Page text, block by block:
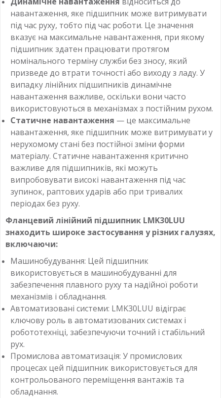
навантаження, яке підшипник може витримувати
під час руху, тобто під час роботи. Це значення
вказує на максимальне навантаження, при якому
підшипник здатен працювати протягом
номінального терміну служби без зносу, який
призведе до втрати точності або виходу з ладу. У
випадку лінійних підшипників динамічне
навантаження важливе, оскільки вони часто
використовуються в механізмах з постійним рухом.
Статичне навантаження — це максимальне
навантаження, яке підшипник може витримувати у
нерухомому стані без постійної зміни форми
матеріалу. Статичне навантаження критично
важливе для підшипників, які можуть
випробовувати високі навантаження під час
зупинок, раптових ударів або при тривалих
періодах без руху.
Фланцевий лінійний підшипник LMK30LUU
знаходить широке застосування у різних галузях,
включаючи:
Машинобудування: Цей підшипник
використовується в машинобудуванні для
забезпечення плавного руху та надійної роботи
механізмів і обладнання.
Автоматизовані системи: LMK30LUU відіграє
ключову роль в автоматизованих системах і
робототехніці, забезпечуючи точний і стабільний
рух.
Промислова автоматизація: У промислових
процесах цей підшипник використовується для
контрольованого переміщення вантажів та
обладнання.